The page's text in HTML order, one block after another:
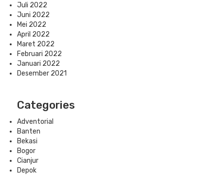
Juli 2022
Juni 2022
Mei 2022
April 2022
Maret 2022
Februari 2022
Januari 2022
Desember 2021
Categories
Adventorial
Banten
Bekasi
Bogor
Cianjur
Depok